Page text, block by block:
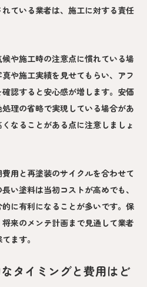
ている業者は、施工に対する責任
や施工時の注意点に慣れている場
や施工実績を見せてもらい、アフ
認すると安心感が増します。安価
理の省略で実現している場合があ
なることがある点に注意しましょ
用と再塗装のサイクルを合わせて
い塗料は当初コストが高めでも、
に有利になることが多いです。保
来のメンテ計画まで見通して業者
ます。
タイミングと費用はど